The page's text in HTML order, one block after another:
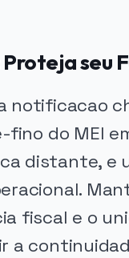
Proteja seu
notificacao
fino do MEI
distante, e
fiscal e o
a